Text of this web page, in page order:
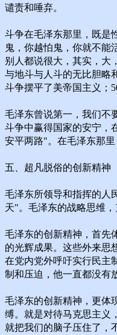
谴责和唾弃。
斗争在毛泽东那里，既是
鬼，你越怕鬼，你就不能
别人都说很大，其实，大
与地斗与人斗的无比胆略
斗争摆平了美帝国主义；
毛泽东曾说第一，我们不
斗争中赢得国家的安宁，
安平两路"。在毛泽东那里
五、超凡脱俗的创新精神
毛泽东所领导和指挥的人
天"。毛泽东的战略思维，
毛泽东的创新精神，首先
的光辉成果。这些外来思
在党内党外呼吁实行民主
制和压迫，他一直都没有
毛泽东的创新精神，更体
缚。就是对待马克思主义
就把我们的脑子压住了，